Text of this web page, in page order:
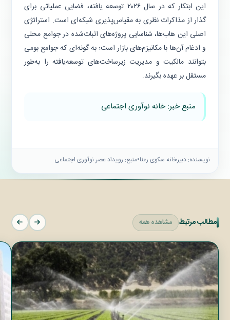
این ابتکار که در سال ۲۰۲۶ توسعه یافته، فضایی عملیاتی برای
گذار از مذاکرات نظری به مقیاس‌پذیری شبکه‌ای است. استراتژی
اصلی این هاب‌ها، شناسایی پروژه‌های اثبات‌شده در جوامع محلی
و ادغام آن‌ها با مکانیزم‌های بازار است؛ به گونه‌ای که جوامع بومی
بتوانند مالکیت و مدیریت زیرساخت‌های توسعه‌یافته را به‌طور
مستقل بر عهده بگیرند.
منبع خبر: خانه نوآوری اجتماعی
نویسنده: دبیرخانه سکوی رعنا•منبع: رویداد عصر نوآوری اجتماعی
مطالب مرتبط مشاهده همه